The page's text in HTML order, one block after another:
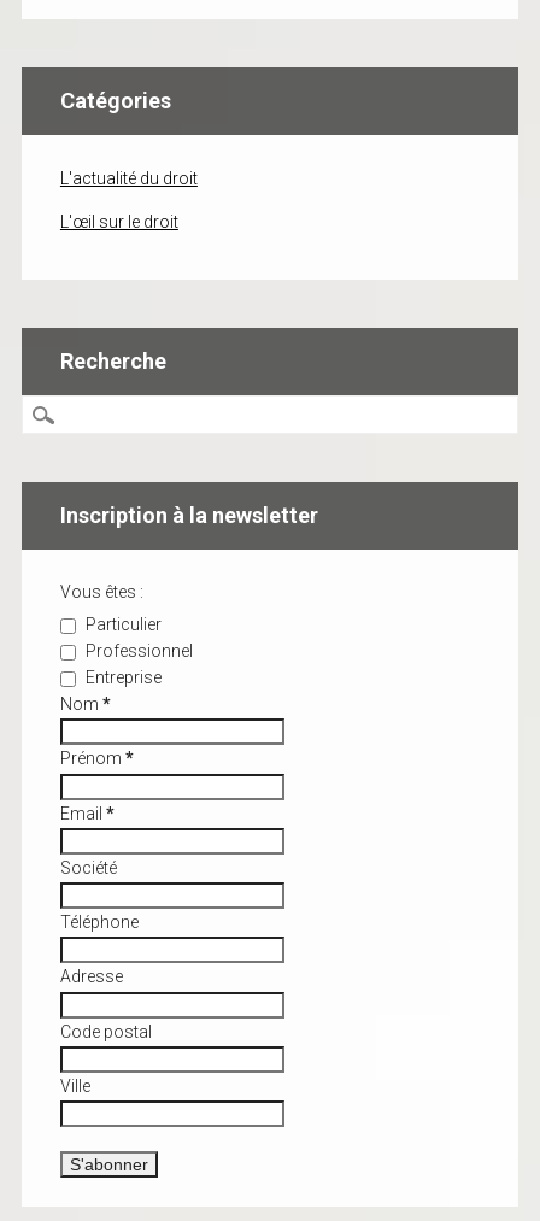
Catégories
L'actualité du droit
L'œil sur le droit
Recherche
Inscription à la newsletter
Vous êtes :
Particulier
Professionnel
Entreprise
Nom *
Prénom *
Email *
Société
Téléphone
Adresse
Code postal
Ville